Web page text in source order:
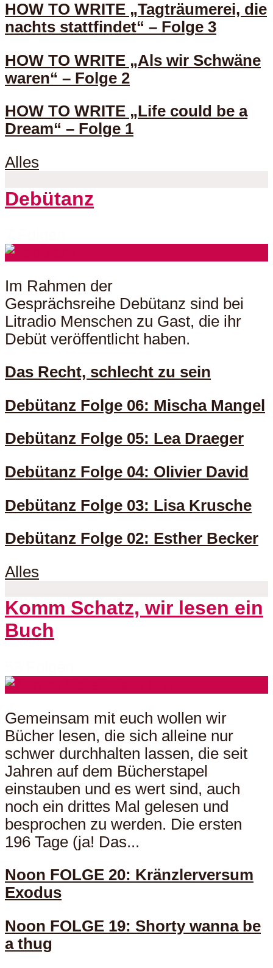
HOW TO WRITE „Tagträumerei, die
nachts stattfindet“ – Folge 3
HOW TO WRITE „Als wir Schwäne
waren“ – Folge 2
HOW TO WRITE „Life could be a
Dream“ – Folge 1
Alles
Debütanz
Im Rahmen der
Gesprächsreihe Debütanz sind bei
Litradio Menschen zu Gast, die ihr
Debüt veröffentlicht haben.
Das Recht, schlecht zu sein
Debütanz Folge 06: Mischa Mangel
Debütanz Folge 05: Lea Draeger
Debütanz Folge 04: Olivier David
Debütanz Folge 03: Lisa Krusche
Debütanz Folge 02: Esther Becker
Alles
Komm Schatz, wir lesen ein
Buch
Gemeinsam mit euch wollen wir
Bücher lesen, die sich alleine nur
schwer durchhalten lassen, die seit
Jahren auf dem Bücherstapel
einstauben und es wert sind, auch
noch ein drittes Mal gelesen und
besprochen zu werden. Die ersten
196 Tage (ja! Das...
Noon FOLGE 20: Kränzlerversum
Exodus
Noon FOLGE 19: Shorty wanna be
a thug